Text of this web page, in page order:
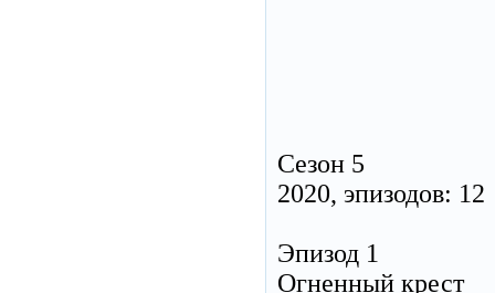
Сезон 5
2020, эпизодов: 12
Эпизод 1
Огненный крест